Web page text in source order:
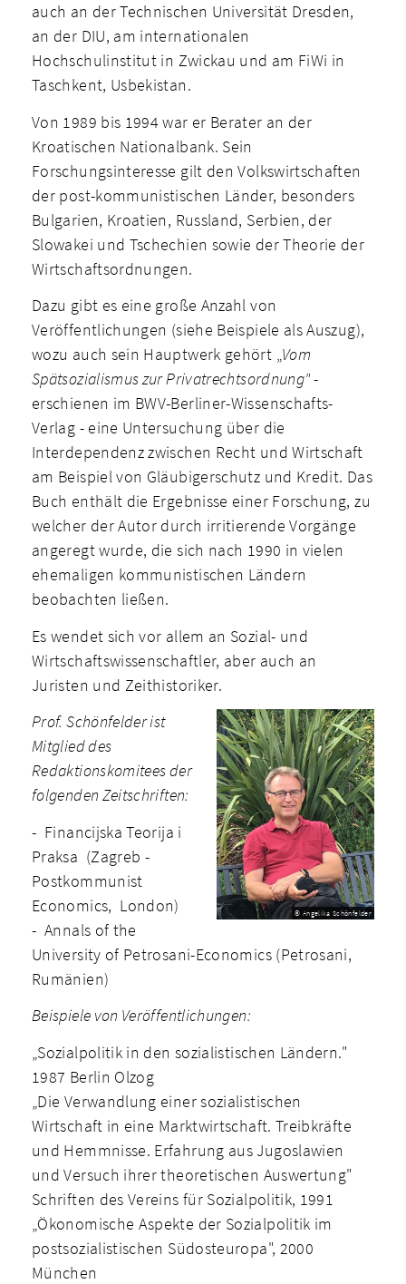
auch an der Technischen Universität Dresden,
an der DIU, am internationalen
Hochschulinstitut in Zwickau und am FiWi in
Taschkent, Usbekistan.
Von 1989 bis 1994 war er Berater an der
Kroatischen Nationalbank. Sein
Forschungsinteresse gilt den Volkswirtschaften
der post-kommunistischen Länder, besonders
Bulgarien, Kroatien, Russland, Serbien, der
Slowakei und Tschechien sowie der Theorie der
Wirtschaftsordnungen.
Dazu gibt es eine große Anzahl von
Veröffentlichungen (siehe Beispiele als Auszug),
wozu auch sein Hauptwerk gehört „Vom
Spätsozialismus zur Privatrechtsordnung"-
erschienen im BWV-Berliner-Wissenschafts-
Verlag - eine Untersuchung über die
Interdependenz zwischen Recht und Wirtschaft
am Beispiel von Gläubigerschutz und Kredit. Das
Buch enthält die Ergebnisse einer Forschung, zu
welcher der Autor durch irritierende Vorgänge
angeregt wurde, die sich nach 1990 in vielen
ehemaligen kommunistischen Ländern
beobachten ließen.
Es wendet sich vor allem an Sozial- und
Wirtschaftswissenschaftler, aber auch an
Juristen und Zeithistoriker.
© Angelika Schönfelder
Prof. Schönfelder ist
Mitglied des
Redaktionskomitees der
folgenden Zeitschriften:
- Financijska Teorija i
Praksa (Zagreb -
Postkommunist
Economics, London)
- Annals of the
University of Petrosani-Economics (Petrosani,
Rumänien)
Beispiele von Veröffentlichungen:
„Sozialpolitik in den sozialistischen Ländern."
1987 Berlin Olzog
„Die Verwandlung einer sozialistischen
Wirtschaft in eine Marktwirtschaft. Treibkräfte
und Hemmnisse. Erfahrung aus Jugoslawien
und Versuch ihrer theoretischen Auswertung"
Schriften des Vereins für Sozialpolitik, 1991
„Ökonomische Aspekte der Sozialpolitik im
postsozialistischen Südosteuropa", 2000
München